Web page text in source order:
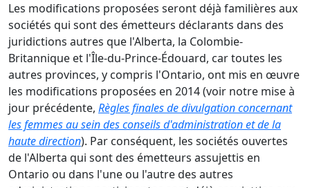
Les modifications proposées seront déjà familières aux
sociétés qui sont des émetteurs déclarants dans des
juridictions autres que l'Alberta, la Colombie-
Britannique et l'Île-du-Prince-Édouard, car toutes les
autres provinces, y compris l'Ontario, ont mis en œuvre
les modifications proposées en 2014 (voir notre mise à
jour précédente, Règles finales de divulgation concernant
les femmes au sein des conseils d'administration et de la
haute direction). Par conséquent, les sociétés ouvertes
de l'Alberta qui sont des émetteurs assujettis en
Ontario ou dans l'une ou l'autre des autres